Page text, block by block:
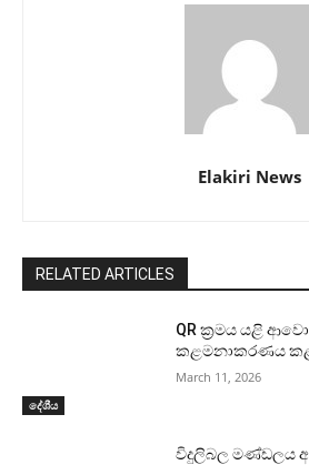
Elakiri News
RELATED ARTICLES
දේශීය
QR ක්‍රමය යළි
කළමනාකරණය
March 11, 2026
විදුලිබල මණ්ඩලය